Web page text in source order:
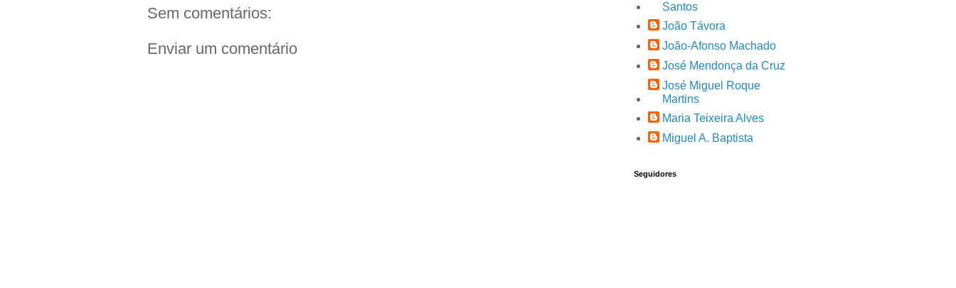
Sem comentários:
Enviar um comentário
Santos
João Távora
João-Afonso Machado
José Mendonça da Cruz
José Miguel Roque
Martins
Maria Teixeira Alves
Miguel A. Baptista
Seguidores